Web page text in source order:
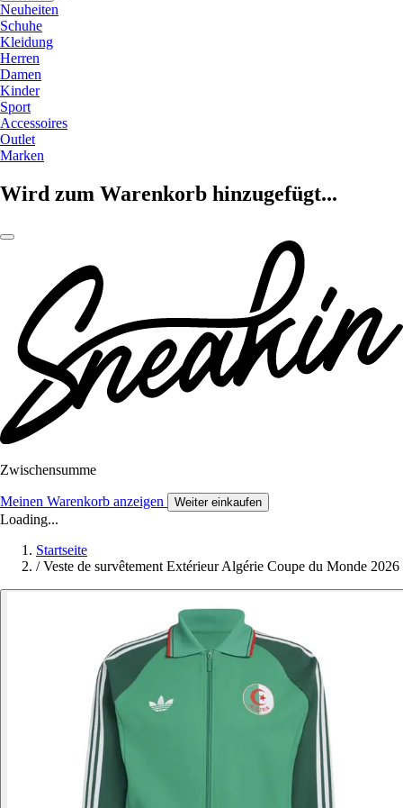
Neuheiten
Schuhe
Kleidung
Herren
Damen
Kinder
Sport
Accessoires
Outlet
Marken
Wird zum Warenkorb hinzugefügt...
Zwischensumme
Meinen Warenkorb anzeigen Weiter einkaufen
Loading...
Startseite
/ Veste de survêtement Extérieur Algérie Coupe du Monde 2026